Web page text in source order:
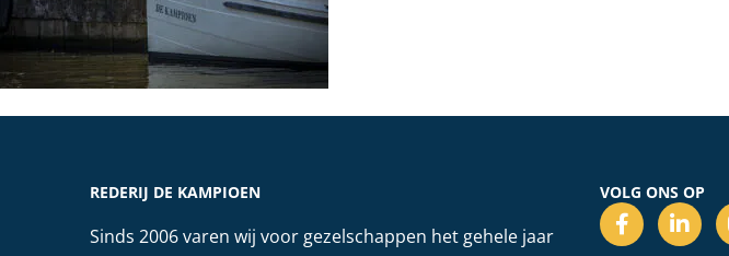
REDERIJ DE KAMPIOEN
Sinds 2006 varen wij voor gezelschappen het gehele jaar
VOLG ONS OP